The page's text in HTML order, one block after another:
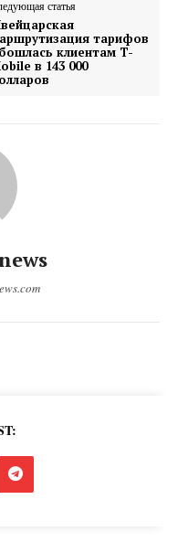
статья
тарифов
клиентам T-
в 143 000